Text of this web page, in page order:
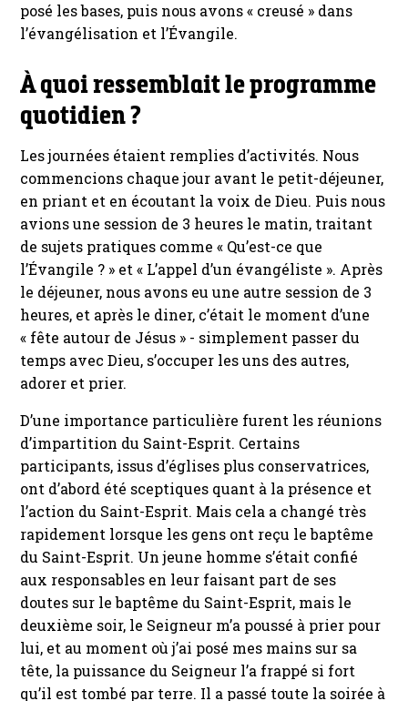
posé les bases, puis nous avons « creusé » dans
l’évangélisation et l’Évangile.
À quoi ressemblait le programme
quotidien ?
Les journées étaient remplies d’activités. Nous
commencions chaque jour avant le petit-déjeuner,
en priant et en écoutant la voix de Dieu. Puis nous
avions une session de 3 heures le matin, traitant
de sujets pratiques comme « Qu’est-ce que
l’Évangile ? » et « L’appel d’un évangéliste ». Après
le déjeuner, nous avons eu une autre session de 3
heures, et après le diner, c’était le moment d’une
« fête autour de Jésus » - simplement passer du
temps avec Dieu, s’occuper les uns des autres,
adorer et prier.
D’une importance particulière furent les réunions
d’impartition du Saint-Esprit. Certains
participants, issus d’églises plus conservatrices,
ont d’abord été sceptiques quant à la présence et
l’action du Saint-Esprit. Mais cela a changé très
rapidement lorsque les gens ont reçu le baptême
du Saint-Esprit. Un jeune homme s’était confié
aux responsables en leur faisant part de ses
doutes sur le baptême du Saint-Esprit, mais le
deuxième soir, le Seigneur m’a poussé à prier pour
lui, et au moment où j’ai posé mes mains sur sa
tête, la puissance du Seigneur l’a frappé si fort
qu’il est tombé par terre. Il a passé toute la soirée à